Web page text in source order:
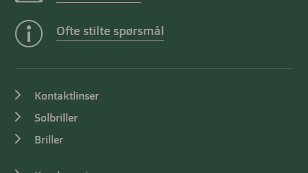
Ofte stilte spørsmål
Kontaktlinser
Solbriller
Briller